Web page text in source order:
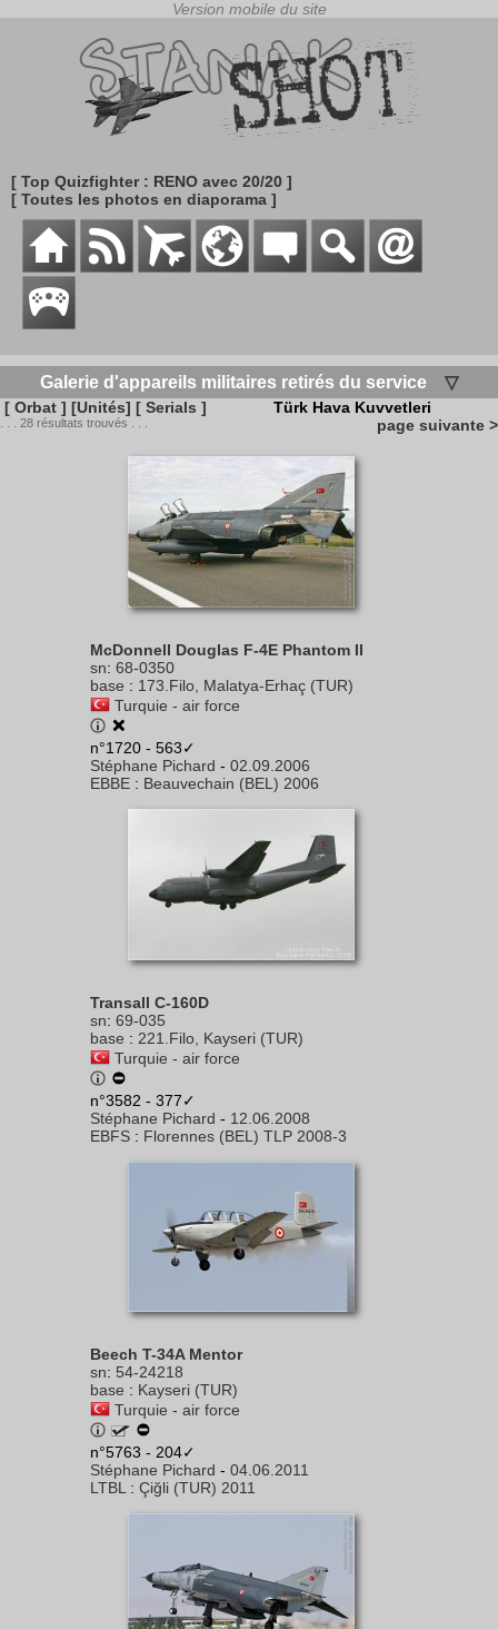
[ Top Quizfighter : RENO avec 20/20 ]
[ Toutes les photos en diaporama ]
Galerie d'appareils militaires retirés du service ▽
[ Orbat ] [Unités] [ Serials ] Türk Hava Kuvvetleri
. . . 28 résultats trouvés . . . page suivante >
McDonnell Douglas F-4E Phantom II
sn: 68-0350
base : 173.Filo, Malatya-Erhaç (TUR)
Turquie - air force
n°1720 - 563✓
Stéphane Pichard - 02.09.2006
EBBE : Beauvechain (BEL) 2006
Transall C-160D
sn: 69-035
base : 221.Filo, Kayseri (TUR)
Turquie - air force
n°3582 - 377✓
Stéphane Pichard - 12.06.2008
EBFS : Florennes (BEL) TLP 2008-3
Beech T-34A Mentor
sn: 54-24218
base : Kayseri (TUR)
Turquie - air force
n°5763 - 204✓
Stéphane Pichard - 04.06.2011
LTBL : Çiğli (TUR) 2011